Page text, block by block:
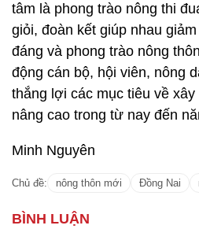
tâm là phong trào nông thi
giỏi, đoàn kết giúp nhau
đáng và phong trào nông
động cán bộ, hội viên, nông
thắng lợi các mục tiêu về
nâng cao trong từ nay đến
Minh Nguyên
Chủ đề: nông thôn mới Đồng Nai